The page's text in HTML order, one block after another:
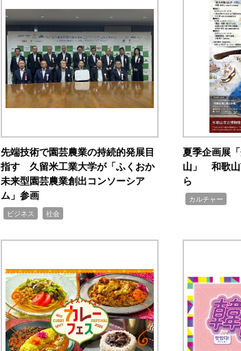
先端技術で園芸農業の持続的発展目
指す 久留米工業大学が「ふくおか
未来型園芸農業創出コンソーシア
ム」参画
ビジネス 社会
夏季企画展
山」 和歌山
ら
カルチャー